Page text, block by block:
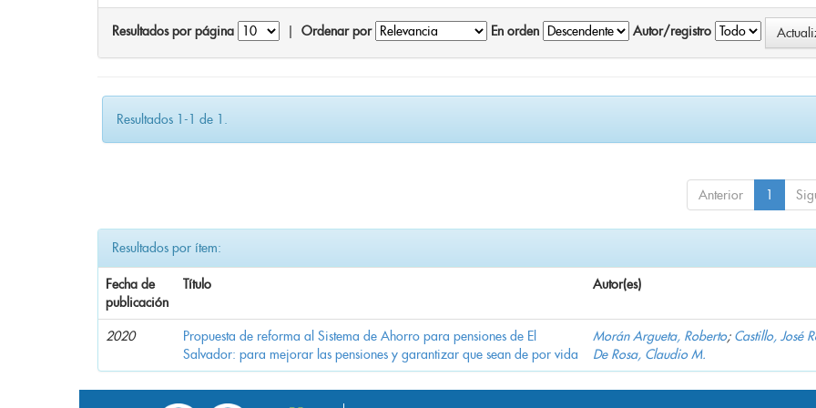
Resultados por página Ordenar por En orden Autor/registro
Resultados 1-1 de 1.
Anterior 1
Resultados por ítem:
Fecha de
publicación
Título Autor(es)
2020
Propuesta de reforma al Sistema de Ahorro para pensiones de El
Salvador: para mejorar las pensiones y garantizar que sean de por vida
Morán Argueta, Roberto; Castillo, José
De Rosa, Claudio M.